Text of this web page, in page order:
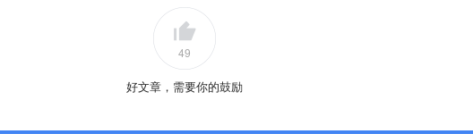
49
好文章，需要你的鼓励